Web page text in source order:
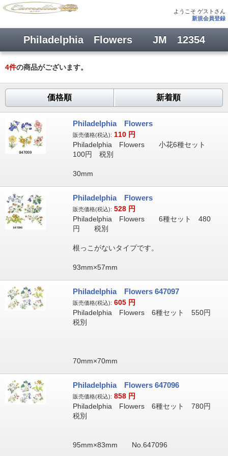
ようこそ ゲストさん
新規会員登録
Philadelphia Flowers JM 12354
4件の商品がございます。
価格順 新着順
Philadelphia Flowers
販売価格(税込): 110 円
Philadelphia Flowers 小花6種セット
100円 税別
30mm
Philadelphia Flowers
販売価格(税込): 528 円
Philadelphia Flowers 6種セット 480
円 税別
根っこがないタイプです。
93mm×57mm
Philadelphia Flowers 647097
販売価格(税込): 605 円
Philadelphia Flowers 6種セット 550円
税別
70mm×70mm
Philadelphia Flowers 647096
販売価格(税込): 858 円
Philadelphia Flowers 6種セット 780円
税別
95mm×83mm No.647096